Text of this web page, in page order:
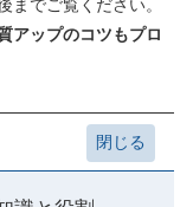
でご覧ください。
アップのコツもプロ